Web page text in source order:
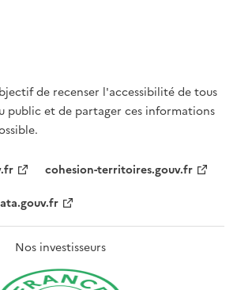
de recenser l'accessibilité de tous
public et de partager ces informations
cohesion-territoires.gouv.fr
Nos investisseurs